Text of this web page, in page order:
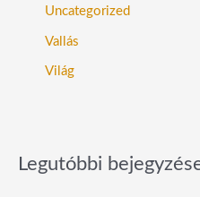
Uncategorized
Vallás
Világ
Legutóbbi